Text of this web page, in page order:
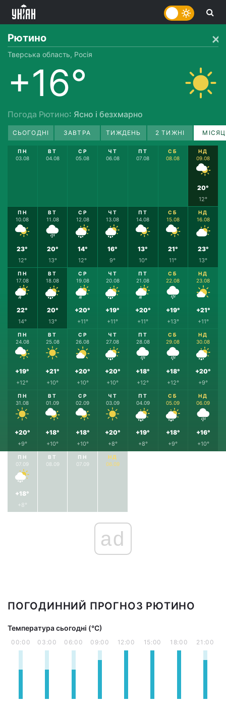
Рютино
Тверська область, Росія
+16°
Погода Рютино: Ясно і безхмарно
СЬОГОДНІ ЗАВТРА ТИЖДЕНЬ 2 ТИЖНІ
ПН
03.08
ВТ
04.08
СР
05.08
ЧТ
06.08
ПТ
07.08
СБ
08.08
НД
09.08
20°
12°
ПН
10.08
23°
12°
ВТ
11.08
20°
13°
СР
12.08
14°
12°
ЧТ
13.08
16°
9°
ПТ
14.08
13°
10°
СБ
15.08
21°
11°
НД
16.08
23°
13°
ПН
17.08
22°
14°
ВТ
18.08
20°
13°
СР
19.08
+20°
+11°
ЧТ
20.08
+19°
+11°
ПТ
21.08
+20°
+11°
СБ
22.08
+19°
+13°
НД
23.08
+21°
+11°
ПН
24.08
+19°
+12°
ВТ
25.08
+21°
+10°
СР
26.08
+20°
+10°
ЧТ
27.08
+20°
+10°
ПТ
28.08
+18°
+12°
СБ
29.08
+18°
+12°
НД
30.08
+20°
+9°
ПН
31.08
+20°
+9°
ВТ
01.09
+18°
+10°
СР
02.09
+18°
+10°
ЧТ
03.09
+20°
+8°
ПТ
04.09
+19°
+8°
СБ
05.09
+18°
+9°
НД
06.09
+16°
+10°
ПН
07.09
+18°
+8°
ВТ
08.09
ПН
07.09
НД
06.09
ad
ПОГОДИННИЙ ПРОГНОЗ РЮТИНО
Температура сьогодні (°С)
00:00 03:00 06:00 09:00 12:00 15:00 18:00 21:00